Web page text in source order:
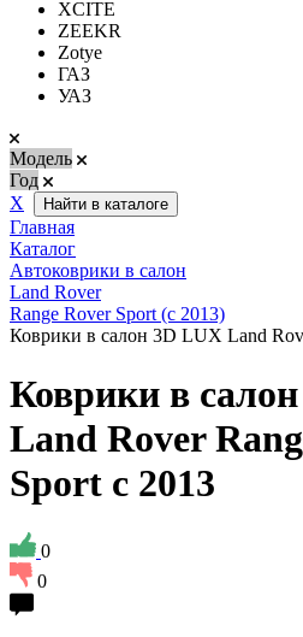
XCITE
ZEEKR
Zotye
ГАЗ
УАЗ
Модель
Год
Х
Найти в каталоге
Главная
Каталог
Автоковрики в салон
Land Rover
Range Rover Sport (с 2013)
Коврики в салон 3D LUX Land
Коврики в
Land Rover
Sport с 2013
0
0